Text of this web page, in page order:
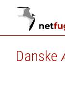
Danske